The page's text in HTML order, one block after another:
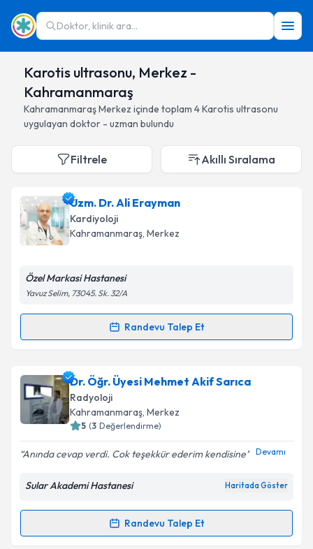
Doktor, klinik ara...
Karotis ultrasonu, Merkez -
Kahramanmaraş
KahramanmaraşMerkez içinde toplam 4Karotis ultrasonu
uygulayan doktor - uzman bulundu
Filtrele Akıllı Sıralama
Uzm. Dr. Ali Erayman
Kardiyoloji
Kahramanmaraş, Merkez
Özel Markasi Hastanesi
Yavuz Selim, 73045. Sk. 32/A
Randevu Talep Et
Randevu Takvimi Talebi
Uzm. Dr. Ali Eraymaniçin randevu takvimi talebi
oluşturun. Size bu uzmandan randevu almanız için bir
takvim hazırlandığında e-posta ile bilgilendireceğiz.
'ni okudum ve kişisel verilerimin belirtilen
kapsamda işlenmesini kabul ediyorum.
Dr. Öğr. Üyesi Mehmet Akif Sarıca
Radyoloji
Kahramanmaraş, Merkez
5 (3 Değerlendirme)
Anında cevap verdi. Cok teşekkür ederim kendisine Devamı
Sular Akademi Hastanesi Haritada Göster
Randevu Talep Et
Randevu Takvimi Talebi